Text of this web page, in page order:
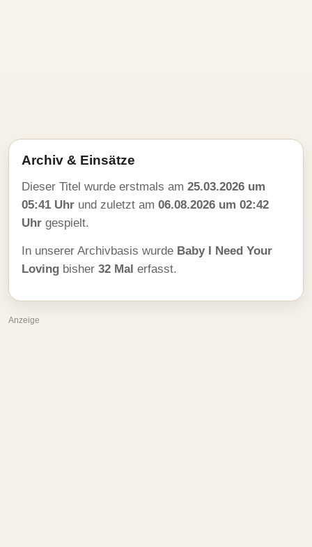
Archiv & Einsätze
Dieser Titel wurde erstmals am 25.03.2026 um
05:41 Uhr und zuletzt am 06.08.2026 um 02:42
Uhr gespielt.
In unserer Archivbasis wurde Baby I Need Your
Loving bisher 32 Mal erfasst.
Anzeige